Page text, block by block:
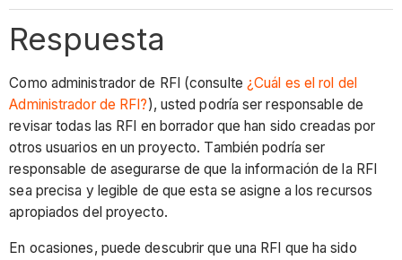
Respuesta
Como administrador de RFI (consulte ¿Cuál es el rol del
Administrador de RFI?), usted podría ser responsable de
revisar todas las RFI en borrador que han sido creadas por
otros usuarios en un proyecto. También podría ser
responsable de asegurarse de que la información de la RFI
sea precisa y legible de que esta se asigne a los recursos
apropiados del proyecto.
En ocasiones, puede descubrir que una RFI que ha sido